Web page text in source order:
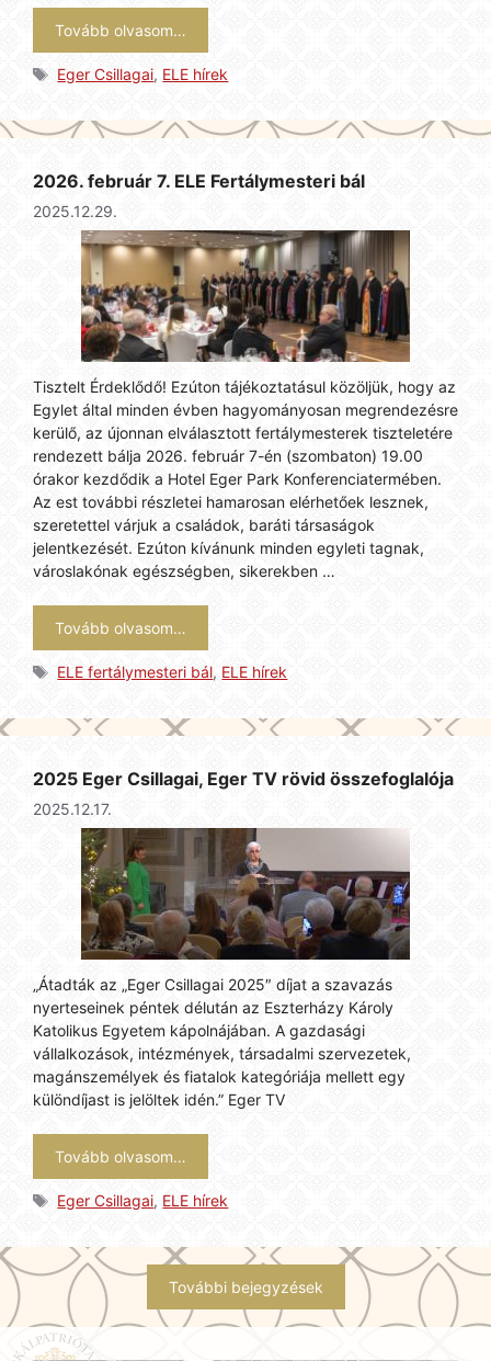
Tovább olvasom…
Címkék
Eger Csillagai, ELE hírek
2026. február 7. ELE Fertálymesteri bál
2025.12.29.
Tisztelt Érdeklődő! Ezúton tájékoztatásul közöljük, hogy az
Egylet által minden évben hagyományosan megrendezésre
kerülő, az újonnan elválasztott fertálymesterek tiszteletére
rendezett bálja 2026. február 7-én (szombaton) 19.00
órakor kezdődik a Hotel Eger Park Konferenciatermében.
Az est további részletei hamarosan elérhetőek lesznek,
szeretettel várjuk a családok, baráti társaságok
jelentkezését. Ezúton kívánunk minden egyleti tagnak,
városlakónak egészségben, sikerekben …
Tovább olvasom…
Címkék
ELE fertálymesteri bál, ELE hírek
2025 Eger Csillagai, Eger TV rövid összefoglalója
2025.12.17.
„Átadták az „Eger Csillagai 2025″ díjat a szavazás
nyerteseinek péntek délután az Eszterházy Károly
Katolikus Egyetem kápolnájában. A gazdasági
vállalkozások, intézmények, társadalmi szervezetek,
magánszemélyek és fiatalok kategóriája mellett egy
különdíjast is jelöltek idén.” Eger TV
Tovább olvasom…
Címkék
Eger Csillagai, ELE hírek
További bejegyzések